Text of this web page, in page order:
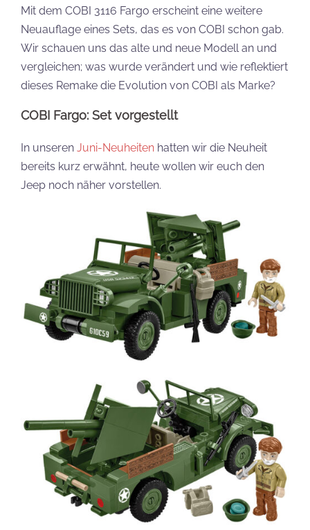
Mit dem COBI 3116 Fargo erscheint eine weitere
Neuauflage eines Sets, das es von COBI schon gab.
Wir schauen uns das alte und neue Modell an und
vergleichen; was wurde verändert und wie reflektiert
dieses Remake die Evolution von COBI als Marke?
COBI Fargo: Set vorgestellt
In unseren Juni-Neuheiten hatten wir die Neuheit
bereits kurz erwähnt, heute wollen wir euch den
Jeep noch näher vorstellen.